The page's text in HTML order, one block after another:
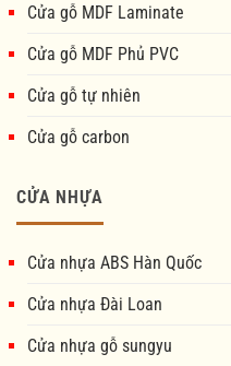
Cửa gỗ MDF Laminate
Cửa gỗ MDF Phủ PVC
Cửa gỗ tự nhiên
Cửa gỗ carbon
CỬA NHỰA
Cửa nhựa ABS Hàn Quốc
Cửa nhựa Đài Loan
Cửa nhựa gỗ sungyu